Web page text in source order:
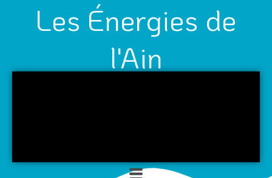
Les Énergies de
l'Ain
Menu